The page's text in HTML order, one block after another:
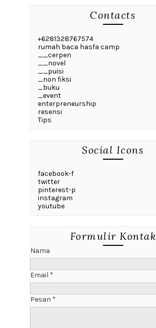
Contacts
+6281328767574
rumah baca hasfa camp
__cerpen
__novel
__puisi
_non fiksi
_buku
_event
enterpreneurship
resensi
Tips
Social Icons
facebook-f
twitter
pinterest-p
instagram
youtube
Formulir Kontak
Nama
Email *
Pesan *